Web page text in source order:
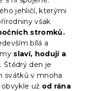
jehličí, kterými
však
stromků.
bílá a
slaví, hodují a
. Štědrý den je
svátků v mnoha
už od rána